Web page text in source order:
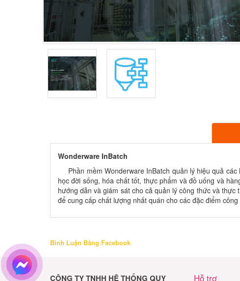
Wonderware InBatch
Phần mềm Wonderware InBatch quản lý hiệu quả các
học đời sống, hóa chất tốt, thực phẩm và đồ uống và
hướng dẫn và giám sát cho cả quản lý công thức và
để cung cấp chất lượng nhất quán cho các đặc điểm
Bình Luận Bằng Facebook
CÔNG TY TNHH HỆ THỐNG QUY Hỗ trợ